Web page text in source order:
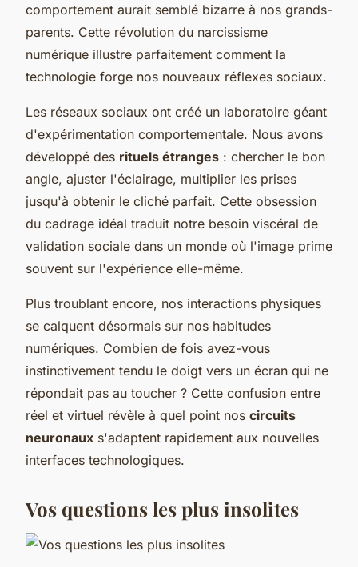
comportement aurait semblé bizarre à nos grands-
parents. Cette révolution du narcissisme
numérique illustre parfaitement comment la
technologie forge nos nouveaux réflexes sociaux.
Les réseaux sociaux ont créé un laboratoire géant
d'expérimentation comportementale. Nous avons
développé des rituels étranges : chercher le bon
angle, ajuster l'éclairage, multiplier les prises
jusqu'à obtenir le cliché parfait. Cette obsession
du cadrage idéal traduit notre besoin viscéral de
validation sociale dans un monde où l'image prime
souvent sur l'expérience elle-même.
Plus troublant encore, nos interactions physiques
se calquent désormais sur nos habitudes
numériques. Combien de fois avez-vous
instinctivement tendu le doigt vers un écran qui ne
répondait pas au toucher ? Cette confusion entre
réel et virtuel révèle à quel point nos circuits
neuronaux s'adaptent rapidement aux nouvelles
interfaces technologiques.
Vos questions les plus insolites